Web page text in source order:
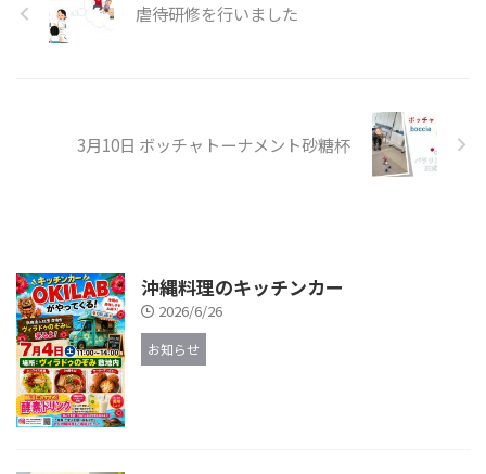
虐待研修を行いました
3月10日 ボッチャトーナメント砂糖杯
沖縄料理のキッチンカー
2026/6/26
お知らせ